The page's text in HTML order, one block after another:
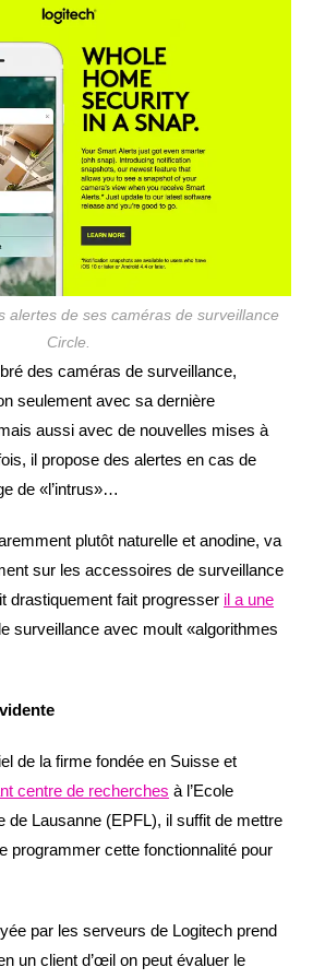
alertes de ses caméras de surveillance
Circle.
des caméras de surveillance,
seulement avec sa dernière
aussi avec de nouvelles mises à
il propose des alertes en cas de
de «l’intrus»…
plutôt naturelle et anodine, va
sur les accessoires de surveillance
drastiquement fait progresser il a une
surveillance avec moult «algorithmes
de la firme fondée en Suisse et
centre de recherches à l’Ecole
de Lausanne (EPFL), il suffit de mettre
programmer cette fonctionnalité pour
par les serveurs de Logitech prend
un client d’œil on peut évaluer le